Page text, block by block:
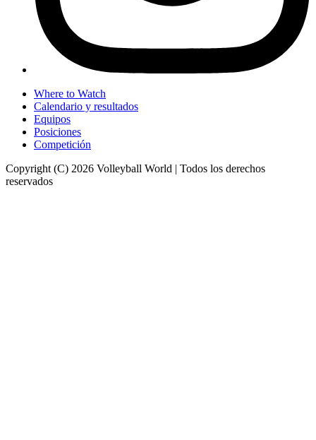
Where to Watch
Calendario y resultados
Equipos
Posiciones
Competición
Copyright (C) 2026 Volleyball World | Todos los derechos
reservados